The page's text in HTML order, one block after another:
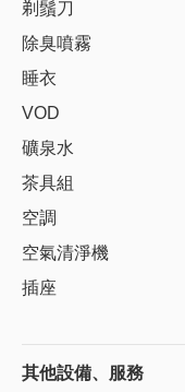
剃鬚刀
除臭噴霧
睡衣
VOD
礦泉水
茶具組
空調
空氣清淨機
插座
其他設備、服務